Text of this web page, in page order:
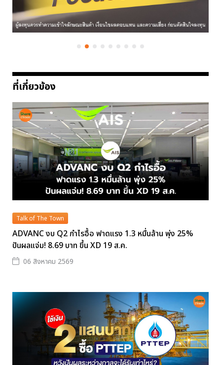
ที่เกี่ยวข้อง
Talk of The Town
ADVANC งบ Q2 กำไรอื้อ ฟาดแรง 1.3 หมื่นล้าน พุ่ง 25%
ปันผลแจ่ม! 8.69 บาท ขึ้น XD 19 ส.ค.
06 สิงหาคม 2569